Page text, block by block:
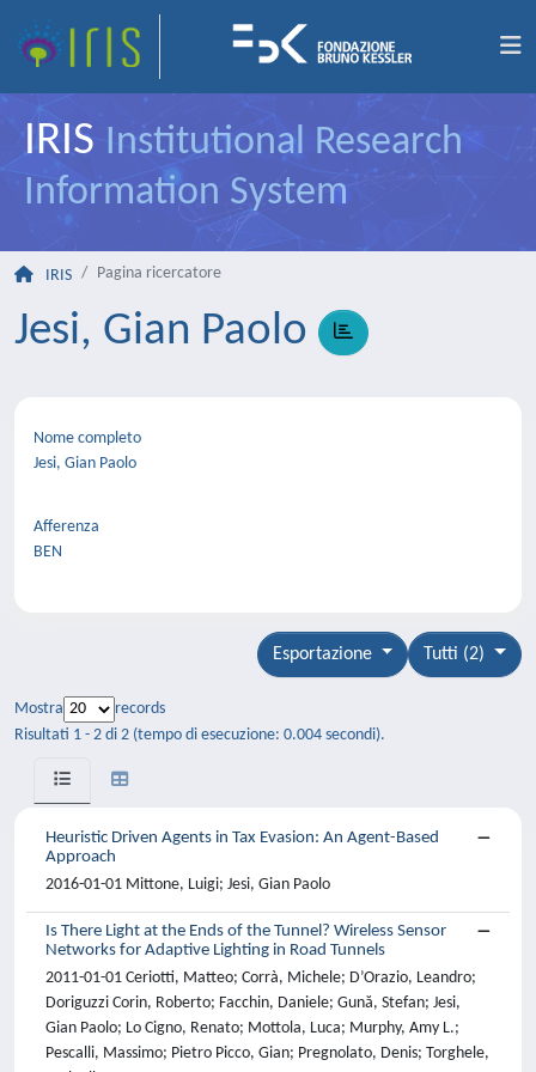
IRIS Institutional Research
Information System
IRIS Pagina ricercatore
Jesi, Gian Paolo
Nome completo
Jesi, Gian Paolo
Afferenza
BEN
Tutti (2)
Esportazione
Mostra
records
Risultati 1 - 2 di 2 (tempo di esecuzione: 0.004 secondi).
Heuristic Driven Agents in Tax Evasion: An Agent-Based
Approach
2016-01-01 Mittone, Luigi; Jesi, Gian Paolo
Is There Light at the Ends of the Tunnel? Wireless Sensor
Networks for Adaptive Lighting in Road Tunnels
2011-01-01 Ceriotti, Matteo; Corrà, Michele; D’Orazio, Leandro;
Doriguzzi Corin, Roberto; Facchin, Daniele; Gună, Stefan; Jesi,
Gian Paolo; Lo Cigno, Renato; Mottola, Luca; Murphy, Amy L.;
Pescalli, Massimo; Pietro Picco, Gian; Pregnolato, Denis; Torghele,